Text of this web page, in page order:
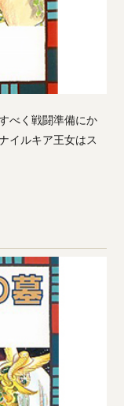
べく戦闘準備にか
イルキア王女はス